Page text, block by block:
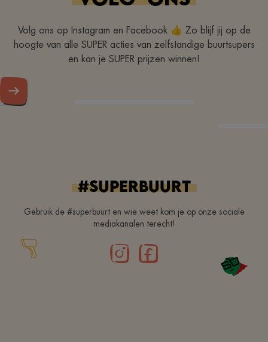
Volg ons op Instagram en Facebook 👍 Zo blijf jij op de
hoogte van alle SUPER acties van zelfstandige buurtsupers
en kan je SUPER prijzen winnen!
#superbuurt
Gebruik de #superbuurt en wie weet kom je op onze sociale
mediakanalen terecht!